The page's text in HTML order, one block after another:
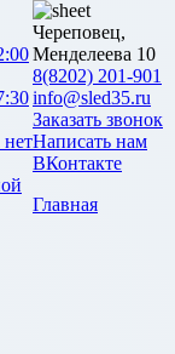
Череповец,
Менделеева 10
8(8202) 201-901
info@sled35.ru
Заказать звонок
Написать нам
ВКонтакте
Главная